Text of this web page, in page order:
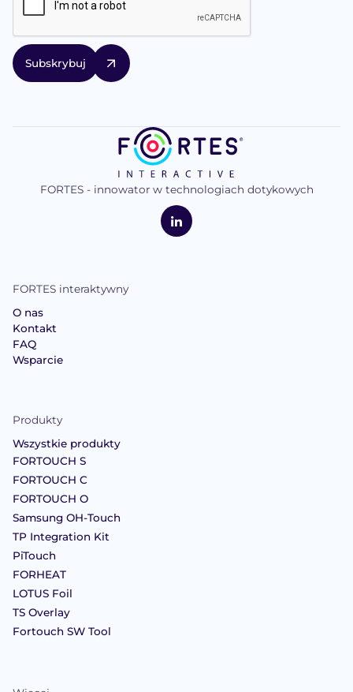
logo
Interaktywne
FORTES - innowator w technologiach dotykowych
LinkedIn
FORTES interaktywny
O nas
Kontakt
FAQ
Wsparcie
Produkty
Wszystkie produkty
FORTOUCH S
FORTOUCH C
FORTOUCH O
Samsung OH-Touch
TP Integration Kit
PiTouch
FORHEAT
LOTUS Foil
TS Overlay
Fortouch SW Tool